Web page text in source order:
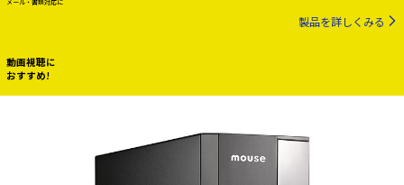
メール・書類対応に
製品を詳しくみる
動画視聴に
おすすめ!